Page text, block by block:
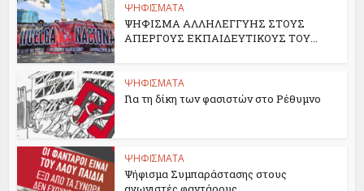
ΨΗΦΙΣΜΑΤΑ
ΨΗΦΙΣΜΑ ΑΛΛΗΛΕΓΓΥΗΣ ΣΤΟΥΣ
ΑΠΕΡΓΟΥΣ ΕΚΠΑΙΔΕΥΤΙΚΟΥΣ ΤΟΥ...
ΨΗΦΙΣΜΑΤΑ
Για τη δίκη των φασιστών στο Ρέθυμνο
ΨΗΦΙΣΜΑΤΑ
Ψήφισμα Συμπαράστασης στους